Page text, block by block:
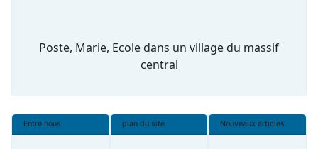
Poste, Marie, Ecole dans un village du massif
central
Entre nous plan du site Nouveaux articles